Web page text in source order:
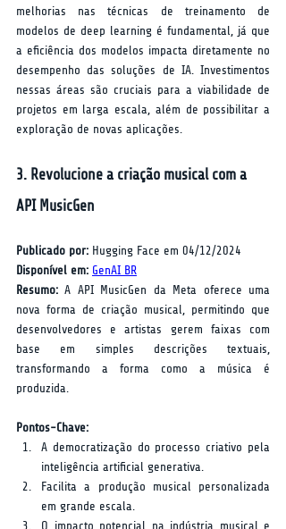
melhorias nas técnicas de treinamento de
modelos de deep learning é fundamental, já que
a eficiência dos modelos impacta diretamente no
desempenho das soluções de IA. Investimentos
nessas áreas são cruciais para a viabilidade de
projetos em larga escala, além de possibilitar a
exploração de novas aplicações.
3. Revolucione a criação musical com a
API MusicGen
Publicado por: Hugging Face em 04/12/2024
Disponível em: GenAI BR
Resumo: A API MusicGen da Meta oferece uma
nova forma de criação musical, permitindo que
desenvolvedores e artistas gerem faixas com
base em simples descrições textuais,
transformando a forma como a música é
produzida.
Pontos-Chave:
A democratização do processo criativo pela
inteligência artificial generativa.
Facilita a produção musical personalizada
em grande escala.
O impacto potencial na indústria musical e